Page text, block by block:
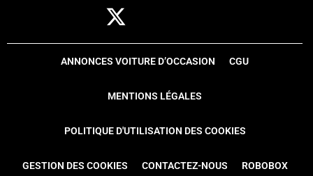
ANNONCES VOITURE D’OCCASION CGU
MENTIONS LÉGALES
POLITIQUE D'UTILISATION DES COOKIES
GESTION DES COOKIES CONTACTEZ-NOUS ROBOBOX